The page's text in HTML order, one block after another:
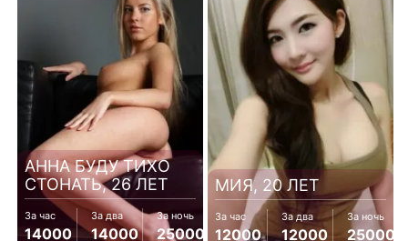
АННА БУДУ ТИХО
СТОНАТЬ, 26 ЛЕТ
За час
14000
За два
14000
За ночь
25000
МИЯ, 20 ЛЕТ
За час
12000
За два
12000
За ночь
25000